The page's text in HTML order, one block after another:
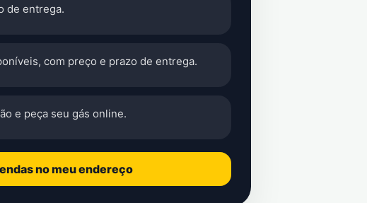
de entrega.
com preço e prazo de entrega.
e peça seu gás online.
no meu endereço